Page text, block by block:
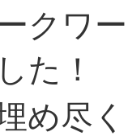
クワ
た！
め尽